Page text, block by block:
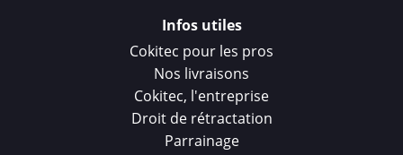
Infos utiles
Cokitec pour les pros
Nos livraisons
Cokitec, l'entreprise
Droit de rétractation
Parrainage